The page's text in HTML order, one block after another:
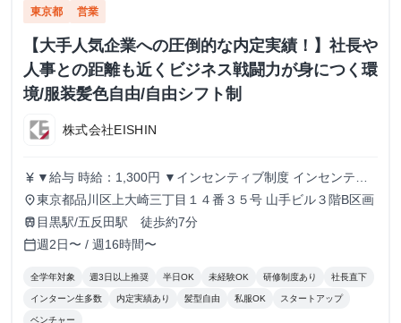
東京都 営業
【大手人気企業への圧倒的な内定実績！】社長や
人事との距離も近くビジネス戦闘力が身につく環
境/服装髪色自由/自由シフト制
株式会社EISHIN
currency_yen ▼給与 時給：1,300円 ▼インセンティブ制度 インセンティ
ブ制度あり。 1件の商談実施につき、500円のインセンティ
ブを支給します。 商談につながるアポイントを取得するこ
とで、インセンティブが発生する仕組みです。 ▼こんな方
にピッタリ！ ・学生のうちからガッツリ稼ぎたい！ ・成果
に見合った給料が欲しい！ ・成長意欲があり、挑戦する環
place東京都品川区上大崎三丁目１４番３５号 山手ビル３階B区画
train 目黒駅/五反田駅 徒歩約7分
calendar_today週2日〜 / 週16時間〜
全学年対象 週3日以上推奨 半日OK 未経験OK 研修制度あり 社長直下
インターン生多数 内定実績あり 髪型自由 私服OK スタートアップ
ベンチャー